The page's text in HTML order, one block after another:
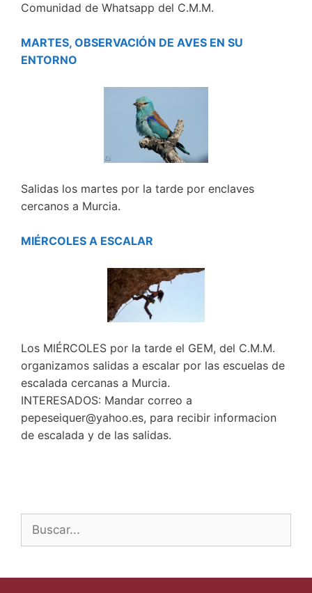
Comunidad de Whatsapp del C.M.M.
MARTES, OBSERVACIÓN DE AVES EN SU
ENTORNO
Salidas los martes por la tarde por enclaves
cercanos a Murcia.
MIÉRCOLES A ESCALAR
Los MIÉRCOLES por la tarde el GEM, del C.M.M.
organizamos salidas a escalar por las escuelas de
escalada cercanas a Murcia.
INTERESADOS: Mandar correo a
pepeseiquer@yahoo.es, para recibir informacion
de escalada y de las salidas.
Buscar: